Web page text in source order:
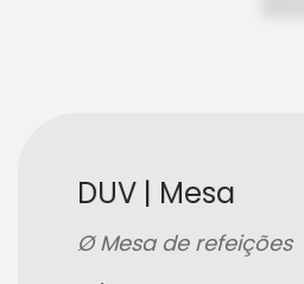
DUV | Mesa
Ø Mesa de refeições